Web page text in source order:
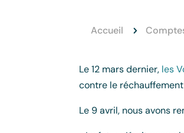
Accueil 5
Le 12 mars dernier, les
contre le
Le 9 avril, nous avons